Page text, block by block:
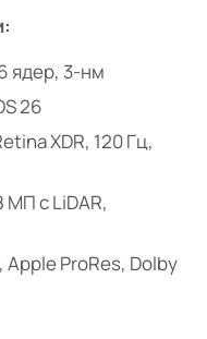
ядер, 3-нм
26
XDR, 120 Гц,
с LiDAR,
Apple ProRes, Dolby